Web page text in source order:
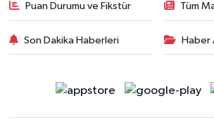
Puan Durumu ve Fikstür Tüm
Son Dakika Haberleri Haber